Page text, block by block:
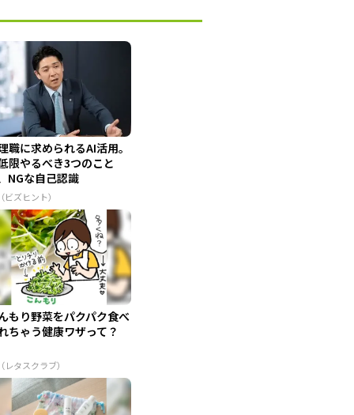
職に求められるAI活用。
限やるべき3つのこと
NGな自己認識
ビズヒント）
もり野菜をパクパク食べ
ちゃう健康ワザって？
レタスクラブ）